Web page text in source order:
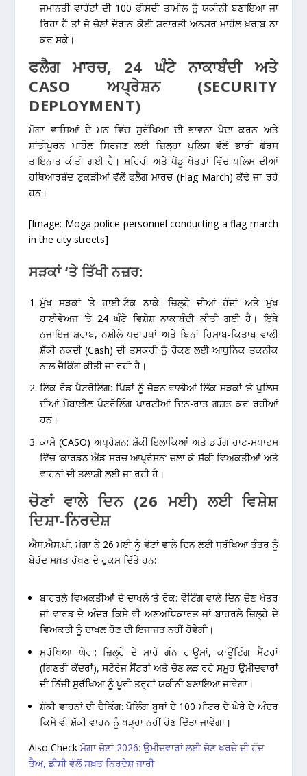
ਜਮਾਨਤੀ ਵਾਰੰਟਾਂ ਦੀ 100 ਫ਼ੀਸਦੀ ਤਾਮੀਲਨੂੰ ਯਕੀਨੀ ਬਣਾਇਆ ਜਾ
ਰਿਹਾ ਹੈ ਤਾਂ ਜੋ ਚੋਣਾਂ ਦੌਰਾਨ ਕੋਈ ਸ਼ਰਾਰਤੀ ਅਨਸਰ ਮਾਹੌਲ ਖ਼ਰਾਬ ਨਾ
ਕਰ ਸਕੇ।
ਫਲੈਗ ਮਾਰਚ, 24 ਘੰਟੇ ਨਾਕਾਬੰਦੀ ਅਤੇ
CASO ਅਪ੍ਰੇਸ਼ਨ (SECURITY
DEPLOYMENT)
ਮੋਗਾ ਵਾਸਿਆਂ ਦੇ ਮਨ ਵਿੱਚ ਸੁਰੱਖਿਆ ਦੀ ਭਾਵਨਾ ਪੈਦਾ ਕਰਨ ਅਤੇ
ਸ਼ਾਂਤੀਪੂਰਨ ਮਾਹੌਲ ਸਿਰਜਣ ਲਈ ਜ਼ਿਲ੍ਹਾ ਪੁਲਿਸ ਵੱਲੋਂ ਭਾਰੀ ਫੋਰਸ
ਤਾਇਨਾਤ ਕੀਤੀ ਗਈ ਹੈ। ਸ਼ਹਿਰੀ ਅਤੇ ਪੇਂਡੂ ਖੇਤਰਾਂ ਵਿੱਚ ਪੁਲਿਸ ਦੀਆਂ
ਹਥਿਆਰਬੰਦ ਟੁਕੜੀਆਂ ਵੱਲੋਂਫਲੈਗ ਮਾਰਚ (Flag March) ਕੱਢੇ ਜਾ ਰਹੇ
ਹਨ।
[Image: Moga police personnel conducting a flag march
in the city streets]
ਸੜਕਾਂ ‘ਤੇ ਤਿੱਖੀ ਨਜ਼ਰ:
ਮੁੱਖ ਸੜਕਾਂ ‘ਤੇ ਹਾਈ-ਟੈਕ ਨਾਕੇ: ਜ਼ਿਲ੍ਹੇ ਦੀਆਂ ਹੱਦਾਂ ਅਤੇ ਮੁੱਖ
ਹਾਈਵੇਅਜ਼ ‘ਤੇ 24 ਘੰਟੇ ਵਿਸ਼ੇਸ਼ ਨਾਕਾਬੰਦੀ ਕੀਤੀ ਗਈ ਹੈ। ਇੱਥੇ
ਨਜਾਇਜ਼ ਸ਼ਰਾਬ, ਨਸ਼ੀਲੇ ਪਦਾਰਥਾਂ ਅਤੇ ਬਿਨਾਂ ਹਿਸਾਬ-ਕਿਤਾਬ ਵਾਲੀ
ਸ਼ੱਕੀ ਨਕਦੀ (Cash) ਦੀ ਤਸਕਰੀ ਨੂੰ ਰੋਕਣ ਲਈ ਆਧੁਨਿਕ ਤਕਨੀਕ
ਨਾਲ ਚੈਕਿੰਗ ਕੀਤੀ ਜਾ ਰਹੀ ਹੈ।
ਲਿੰਕ ਰੋਡ ਪੈਟਰੋਲਿੰਗ: ਪਿੰਡਾਂ ਨੂੰ ਜੋੜਨ ਵਾਲੀਆਂ ਲਿੰਕ ਸੜਕਾਂ ‘ਤੇ ਪੁਲਿਸ
ਦੀਆਂ ਮੋਬਾਈਲ ਪੈਟਰੋਲਿੰਗ ਪਾਰਟੀਆਂ ਦਿਨ-ਰਾਤ ਗਸ਼ਤ ਕਰ ਰਹੀਆਂ
ਹਨ।
ਕਾਸੋ (CASO) ਅਪ੍ਰੇਸ਼ਨ: ਸ਼ੱਕੀ ਇਲਾਕਿਆਂ ਅਤੇ ਡਰੱਗ ਹਾਟ-ਸਪਾਟਸ
ਵਿੱਚ ‘ਕਾਰਡਨ ਐਂਡ ਸਰਚ ਆਪ੍ਰੇਸ਼ਨ’ ਚਲਾ ਕੇ ਸ਼ੱਕੀ ਵਿਅਕਤੀਆਂ ਅਤੇ
ਵਾਹਨਾਂ ਦੀ ਤਲਾਸ਼ੀ ਲਈ ਜਾ ਰਹੀ ਹੈ।
ਚੋਣਾਂ ਵਾਲੇ ਦਿਨ (26 ਮਈ) ਲਈ ਵਿਸ਼ੇਸ਼
ਦਿਸ਼ਾ-ਨਿਰਦੇਸ਼
ਐਸ.ਐਸ.ਪੀ. ਮੋਗਾ ਨੇ 26 ਮਈ ਨੂੰ ਵੋਟਾਂ ਵਾਲੇ ਦਿਨ ਲਈ ਸੁਰੱਖਿਆ ਤੰਤਰ ਨੂੰ
ਬੇਹੱਦ ਸਖ਼ਤ ਰੱਖਣ ਦੇ ਹੁਕਮ ਦਿੱਤੇ ਹਨ:
ਬਾਹਰਲੇ ਵਿਅਕਤੀਆਂ ਦੇ ਦਾਖਲੇ ‘ਤੇ ਰੋਕ: ਵੋਟਿੰਗ ਵਾਲੇ ਦਿਨ ਚੋਣ ਖੇਤਰ
ਜਾਂ ਵਾਰਡ ਦੇ ਅੰਦਰ ਕਿਸੇ ਵੀ ਅਣਅਧਿਕਾਰਤ ਜਾਂ ਬਾਹਰਲੇ ਜ਼ਿਲ੍ਹੇ ਦੇ
ਵਿਅਕਤੀ ਨੂੰ ਦਾਖਲ ਹੋਣ ਦੀ ਇਜਾਜ਼ਤ ਨਹੀਂ ਹੋਵੇਗੀ।
ਸੁਰੱਖਿਆ ਘੇਰਾ: ਜ਼ਿਲ੍ਹੇ ਦੇ ਸਾਰੇ ਗੰਨ ਹਾਊਸਾਂ, ਕਾਊਂਟਿੰਗ ਸੈਂਟਰਾਂ
(ਗਿਣਤੀ ਕੇਂਦਰਾਂ), ਸਟੋਰੇਜ ਸੈਂਟਰਾਂ ਅਤੇ ਚੋਣ ਲੜ ਰਹੇ ਸਮੂਹ ਉਮੀਦਵਾਰਾਂ
ਦੀ ਨਿੱਜੀ ਸੁਰੱਖਿਆ ਨੂੰ ਪੂਰੀ ਤਰ੍ਹਾਂ ਯਕੀਨੀ ਬਣਾਇਆ ਜਾਵੇਗਾ।
ਸ਼ੱਕੀ ਵਾਹਨਾਂ ਦੀ ਚੈਕਿੰਗ: ਪੋਲਿੰਗ ਬੂਥਾਂ ਦੇ 100 ਮੀਟਰ ਦੇ ਘੇਰੇ ਦੇ ਅੰਦਰ
ਕਿਸੇ ਵੀ ਸ਼ੱਕੀ ਵਾਹਨ ਨੂੰ ਖੜ੍ਹਾ ਨਹੀਂ ਹੋਣ ਦਿੱਤਾ ਜਾਵੇਗਾ।
Also Checkਮੋਗਾ ਚੋਣਾਂ 2026: ਉਮੀਦਵਾਰਾਂ ਲਈ ਚੋਣ ਖਰਚੇ ਦੀ ਹੱਦ
ਤੈਅ, ਡੀਸੀ ਵੱਲੋਂ ਸਖ਼ਤ ਨਿਰਦੇਸ਼ ਜਾਰੀ